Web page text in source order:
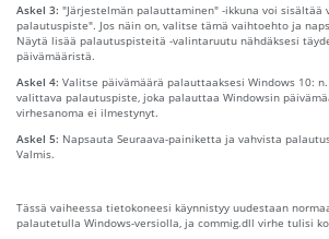
Askel 3: "Järjestelmän palauttaminen" -ikkuna voi sisältää
palautuspiste". Jos näin on, valitse tämä vaihtoehto ja
Näytä lisää palautuspisteitä -valintaruutu nähdäksesi
päivämääristä.
Askel 4: Valitse päivämäärä palauttaaksesi Windows 10:
valittava palautuspiste, joka palauttaa Windowsin
virhesanoma ei ilmestynyt.
Askel 5: Napsauta Seuraava-painiketta ja vahvista
Valmis.
Tässä vaiheessa tietokoneesi käynnistyy uudestaan
palautetulla Windows-versiolla, ja commig.dll virhe tulisi